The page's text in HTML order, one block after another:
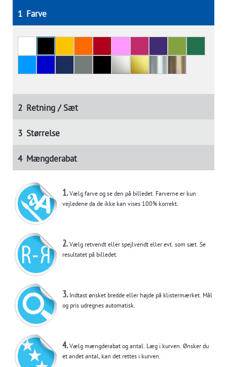
1 Farve
2 Retning / Sæt
3 Størrelse
4 Mængderabat
1.Vælg farve og se den på billedet. Farverne er kun
vejledene da de ikke kan vises 100% korrekt.
2.Vælg retvendt eller spejlvendt eller evt. som sæt. Se
resultatet på billedet.
3.Indtast ønsket bredde eller højde på klistermærket. Mål
og pris udregnes automatisk.
4.Vælg mængderabat og antal. Læg i kurven. Ønsker du
et andet antal, kan det rettes i kurven.